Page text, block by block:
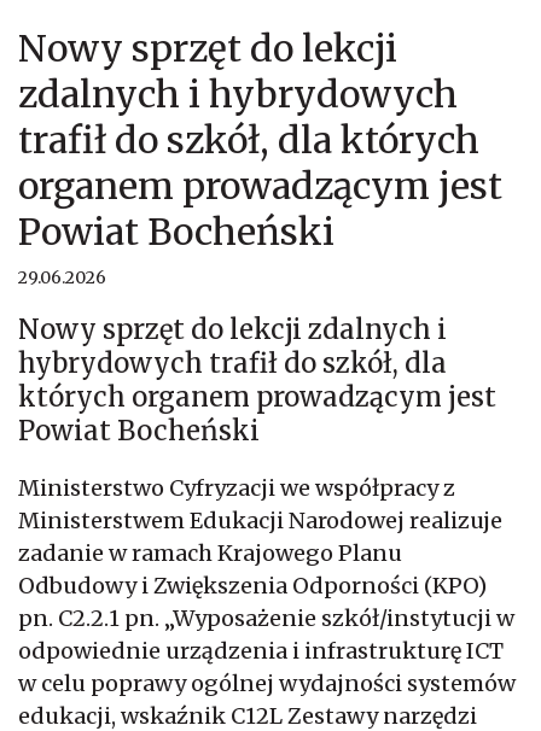
Nowy sprzęt do lekcji
zdalnych i hybrydowych
trafił do szkół, dla których
organem prowadzącym jest
Powiat Bocheński
29.06.2026
Nowy sprzęt do lekcji zdalnych i
hybrydowych trafił do szkół, dla
których organem prowadzącym jest
Powiat Bocheński
Ministerstwo Cyfryzacji we współpracy z
Ministerstwem Edukacji Narodowej realizuje
zadanie w ramach Krajowego Planu
Odbudowy i Zwiększenia Odporności (KPO)
pn. C2.2.1 pn. „Wyposażenie szkół/instytucji w
odpowiednie urządzenia i infrastrukturę ICT
w celu poprawy ogólnej wydajności systemów
edukacji, wskaźnik C12L Zestawy narzędzi